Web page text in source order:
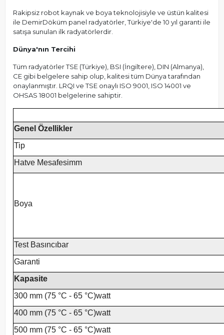
Rakipsiz robot kaynak ve boya teknolojisiyle ve üstün kalitesi
ile DemirDöküm panel radyatörler, Türkiye'de 10 yıl garanti ile
satışa sunulan ilk radyatörlerdir.
Dünya'nın Tercihi
Tüm radyatörler TSE (Türkiye), BSI (İngiltere), DIN (Almanya),
CE gibi belgelere sahip olup, kalitesi tüm Dünya tarafından
onaylanmıştır. LRQI ve TSE onaylı ISO 9001, ISO 14001 ve
OHSAS 18001 belgelerine sahiptir.
Genel Özellikler
Tip
Hatve Mesafesimm
Boya
Test Basıncıbar
Garanti
Kapasite
300 mm (75 °C - 65 °C)watt
400 mm (75 °C - 65 °C)watt
500 mm (75 °C - 65 °C)watt